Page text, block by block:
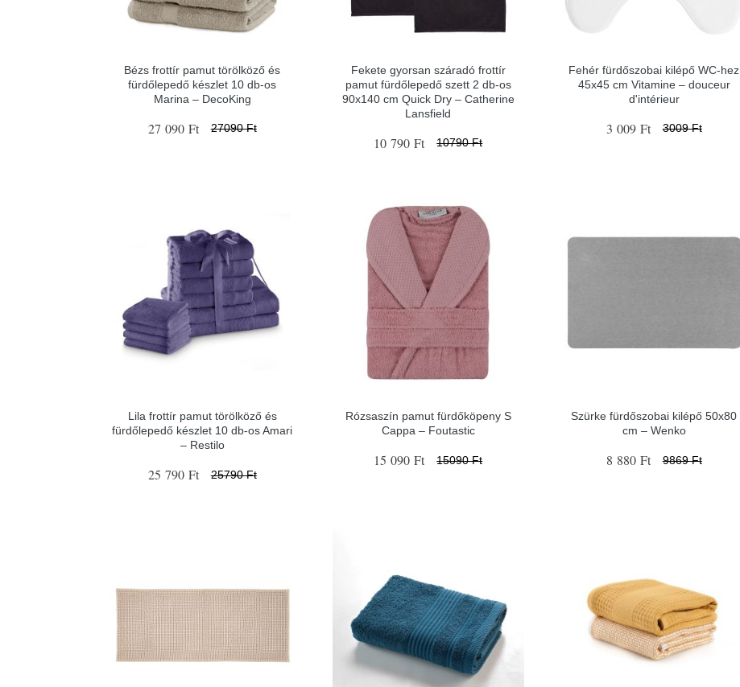
Bézs frottír pamut törölköző és
fürdőlepedő készlet 10 db-os
Marina – DecoKing
27 090 Ft 27090 Ft
Fekete gyorsan száradó frottír
pamut fürdőlepedő szett 2 db-os
90x140 cm Quick Dry – Catherine
Lansfield
10 790 Ft 10790 Ft
Fehér fürdőszobai kilépő WC-hez
45x45 cm Vitamine – douceur
d'intérieur
3 009 Ft 3009 Ft
Lila frottír pamut törölköző és
fürdőlepedő készlet 10 db-os Amari
– Restilo
25 790 Ft 25790 Ft
Rózsaszín pamut fürdőköpeny S
Cappa – Foutastic
15 090 Ft 15090 Ft
Szürke fürdőszobai kilépő 50x80
cm – Wenko
8 880 Ft 9869 Ft